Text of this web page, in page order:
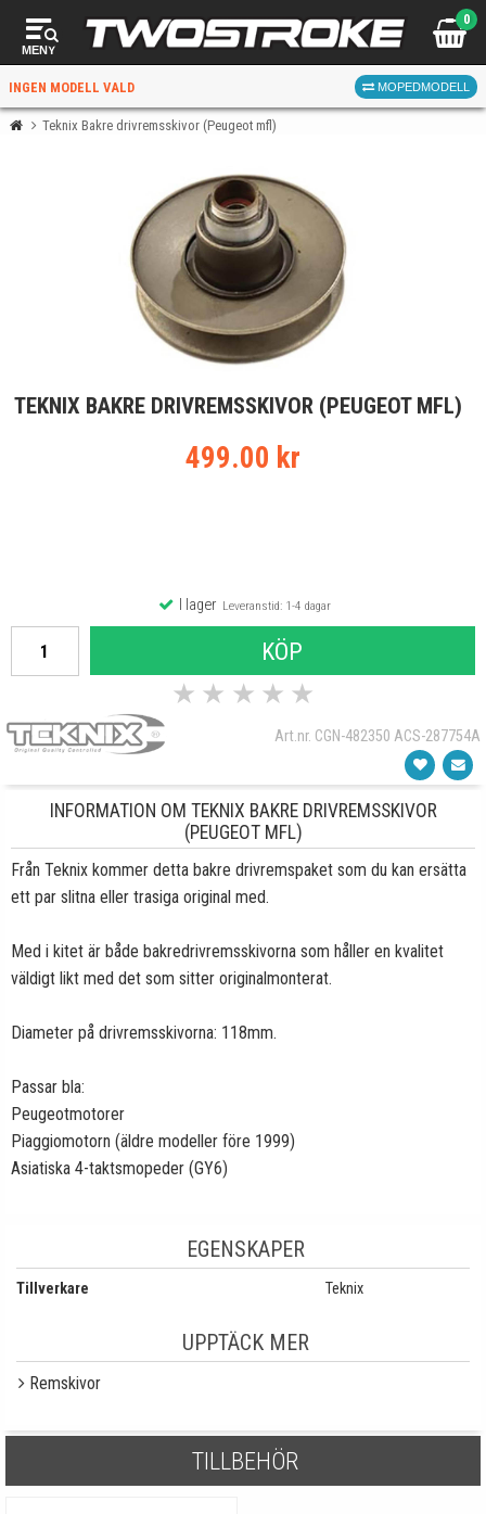
MENY
0
INGEN MODELL VALD MOPEDMODELL
VÄLJ MOPEDFÖR RÄTT DELAR
VÄLJ
När du valt kommer butiken visa delar för vald moped
Teknix Bakre drivremsskivor (Peugeot mfl)
TEKNIX BAKRE DRIVREMSSKIVOR (PEUGEOT MFL)
499.00 kr
I lagerLeveranstid: 1-4 dagar
KÖP
★ ★ ★ ★ ★
Art.nr. CGN-482350 ACS-287754A
INFORMATION OM TEKNIX BAKRE DRIVREMSSKIVOR
(PEUGEOT MFL)
Från Teknix kommer detta bakre drivremspaket som du kan ersätta
ett par slitna eller trasiga original med.
Med i kitet är både bakredrivremsskivorna som håller en kvalitet
väldigt likt med det som sitter originalmonterat.
Diameter på drivremsskivorna: 118mm.
Passar bla:
Peugeotmotorer
Piaggiomotorn (äldre modeller före 1999)
Asiatiska 4-taktsmopeder (GY6)
EGENSKAPER
Tillverkare Teknix
UPPTÄCK MER
Remskivor
TILLBEHÖR